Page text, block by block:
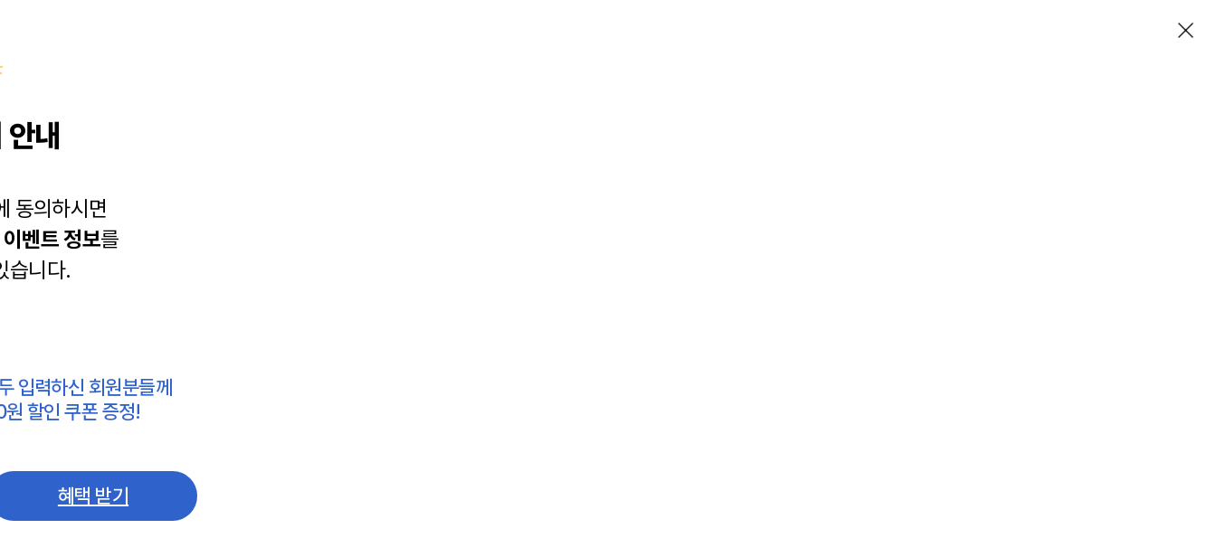
내
동의하시면
이벤트 정보를
습니다.
입력하신 회원분들께
할인 쿠폰 증정!
혜택 받기